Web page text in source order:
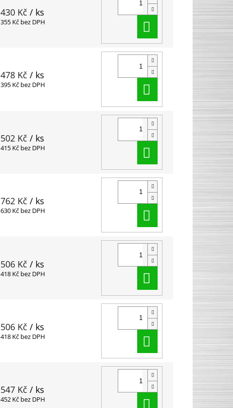
430 Kč / ks
355 Kč bez DPH Do košíku
478 Kč / ks
395 Kč bez DPH Do košíku
502 Kč / ks
415 Kč bez DPH
762 Kč / ks
630 Kč bez DPH
506 Kč / ks
418 Kč bez DPH Do košíku
506 Kč / ks
418 Kč bez DPH
547 Kč / ks
452 Kč bez DPH